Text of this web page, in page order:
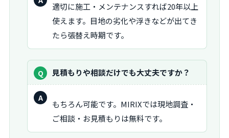
答：
適切に施工・メンテナンスすれば20年以上
使えます。目地の劣化や浮きなどが出てき
たら張替え時期です。
質
問：
見積もりや相談だけでも大丈夫ですか？
答：
もちろん可能です。MIRIXでは現地調査・
ご相談・お見積もりは無料です。